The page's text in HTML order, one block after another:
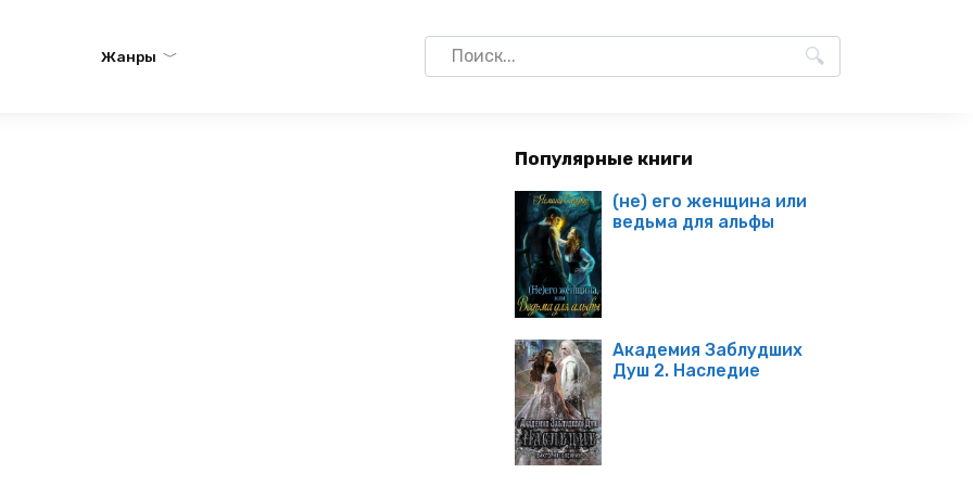
Жанры
Search
for:
Популярные книги
(не) его женщина или
ведьма для альфы
Академия Заблудших
Душ 2. Наследие